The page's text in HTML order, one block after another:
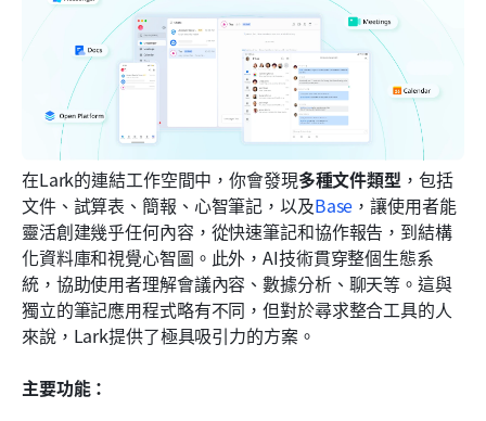
在Lark的連結工作空間中，你會發現多種文件類型，包括
文件、試算表、簡報、心智筆記，以及Base ，讓使用者能
靈活創建幾乎任何內容，從快速筆記和協作報告，到結構
化資料庫和視覺心智圖。此外，AI技術貫穿整個生態系
統，協助使用者理解會議內容、數據分析、聊天等。這與
獨立的筆記應用程式略有不同，但對於尋求整合工具的人
來說，Lark提供了極具吸引力的方案。
主要功能：